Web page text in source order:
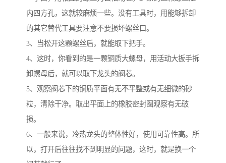
内四方孔，这就较麻烦一些。没有工具时，用能够拆卸
的其它替代工具要注意不要损坏螺丝口。
3、当松开这颗螺丝后，就能取下把手。
4、这时，你看到的是一颗铜质大螺母，用活动大扳手拆
卸螺母后，就可以取下龙头的阀芯。
5、观察阀芯下的铜质平面有无不平整或有无细微的砂
粒，清除干净。取出平面上的橡胶密封圈观察有无破
损。
6、一般来说，冷热龙头的整体性好，使用可靠性高。所
以，打开后往往找不到明显的问题，这时，就是换一个